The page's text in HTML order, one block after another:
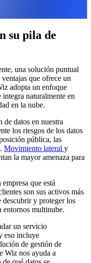
su pila de
una solución puntual
que ofrece un
adopta un enfoque
naturalmente en
en la nube.
datos en nuestra
los riesgos de los datos
pública, las
Movimiento lateral y
la mayor amenaza para
que está
son sus activos más
y proteger los
entornos multinube.
un servicio
eso incluye
de gestión de
Wiz nos ayuda a